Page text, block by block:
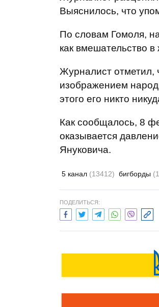
Выяснилось, что
По словам Гомоля,
как вмешательство в
Журналист отметил,
изображением
этого его никто
Как сообщалось, 8
оказывается
Януковича.
5 канал (13412) бигборды
ПОДЕЛИТЬСЯ: